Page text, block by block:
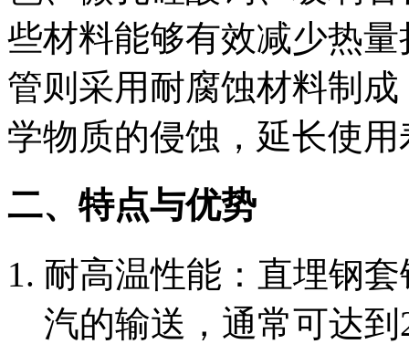
些材料能够有效减少热
管则采用耐腐蚀材料制
学物质的侵蚀，延长使用
二、特点与优势
耐高温性能‌：直埋钢
汽的输送，通常可达